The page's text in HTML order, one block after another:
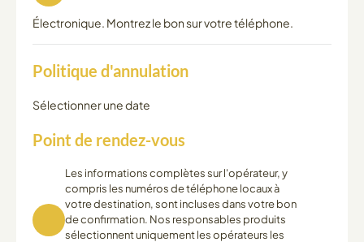
Électronique. Montrez le bon sur votre téléphone.
Politique d'annulation
Sélectionner une date
Point de rendez-vous
Les informations complètes sur l'opérateur, y
compris les numéros de téléphone locaux à
votre destination, sont incluses dans votre bon
de confirmation. Nos responsables produits
sélectionnent uniquement les opérateurs les